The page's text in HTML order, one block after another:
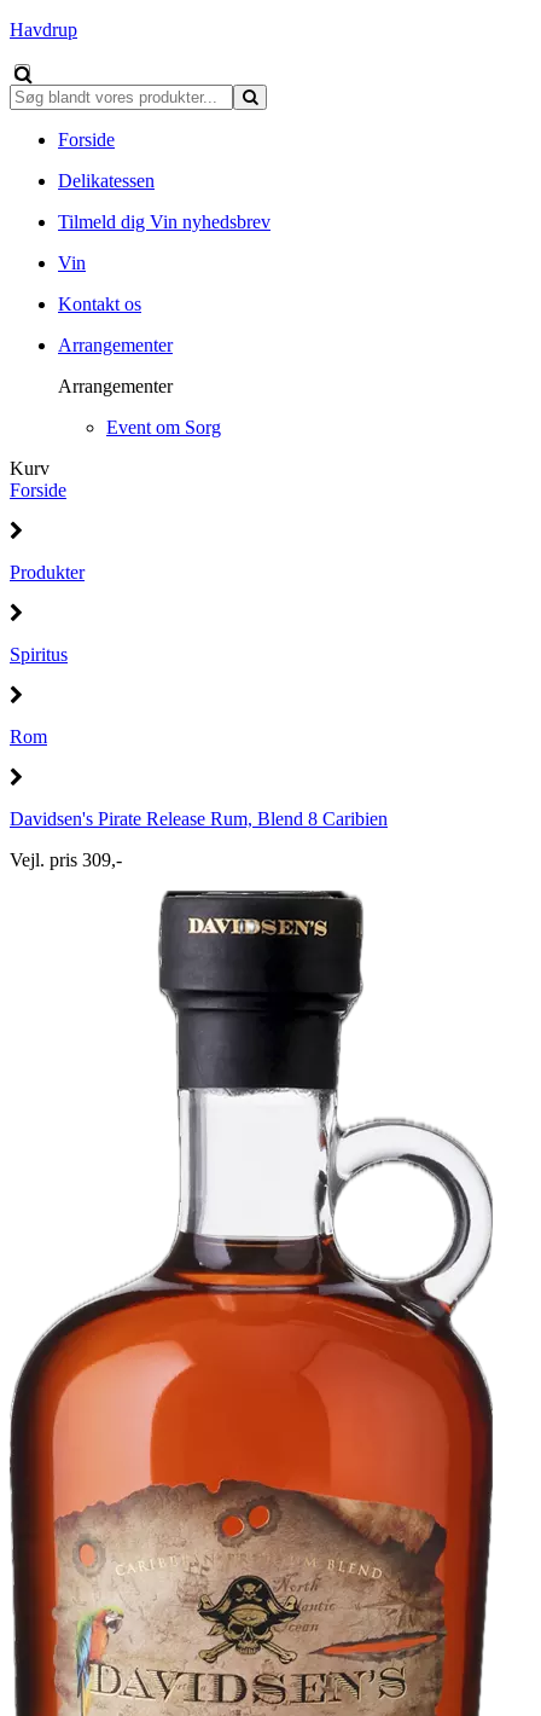
Havdrup
Forside
Delikatessen
Tilmeld dig Vin nyhedsbrev
Vin
Kontakt os
Arrangementer
Arrangementer
Event om Sorg
Kurv
Forside
Produkter
Spiritus
Rom
Davidsen's Pirate Release Rum, Blend 8 Caribien
Vejl. pris 309,-